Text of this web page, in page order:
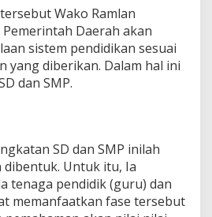
Wako Ramlan
Daerah akan
sistem pendidikan sesuai
yang diberikan. Dalam hal ini
dan SMP.
SD dan SMP inilah
Untuk itu, Ia
tenaga pendidik (guru) dan
memanfaatkan fase tersebut